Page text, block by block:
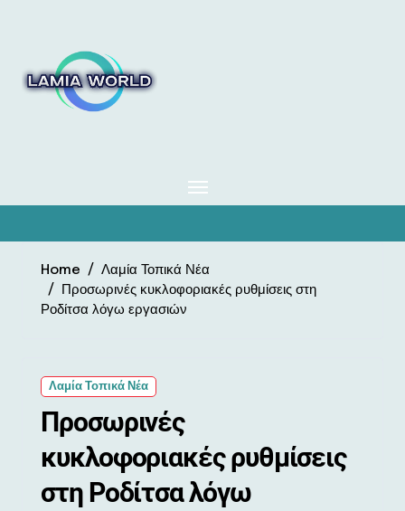
Home
Λαμία Τοπικά Νέα
Προσωρινές κυκλοφοριακές ρυθμίσεις στη
Ροδίτσα λόγω εργασιών
Λαμία Τοπικά Νέα
Προσωρινές
κυκλοφοριακές ρυθμίσεις
στη Ροδίτσα λόγω